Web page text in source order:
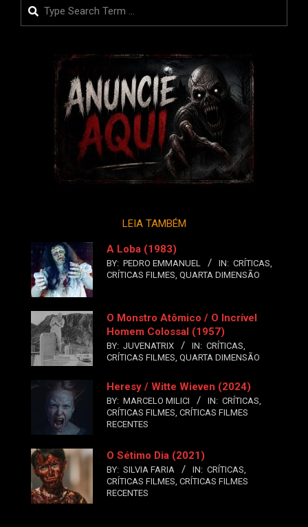
Search
LEIA TAMBÉM
A Loba (1983)
BY: PEDRO EMMANUEL IN: CRÍTICAS
CRÍTICAS FILMES QUARTA DIMENSÃO
O Monstro Atômico / O Incrível
Homem Colossal (1957)
BY: JUVENATRIX IN: CRÍTICAS
CRÍTICAS FILMES QUARTA DIMENSÃO
Heresy / Witte Wieven (2024)
BY: MARCELO MILICI IN: CRÍTICAS
CRÍTICAS FILMES CRÍTICAS FILMES
RECENTES
O Sétimo Dia (2021)
BY: SILVIA FARIA IN: CRÍTICAS
CRÍTICAS FILMES CRÍTICAS FILMES
RECENTES